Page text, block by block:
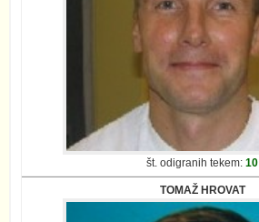
št. odigranih tekem:10
TOMAŽ HROVAT